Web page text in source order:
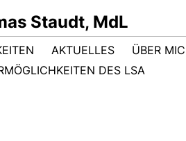
Staudt, MdL
AKTUELLES ÜBER
DES LSA